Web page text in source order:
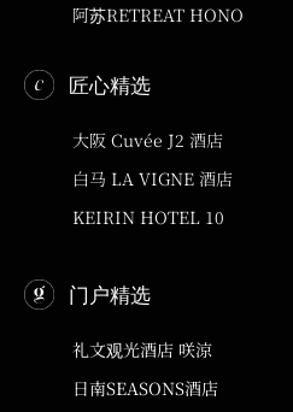
阿苏RETREAT HONO
匠心精选
大阪 Cuvée J2 酒店
白马 LA VIGNE 酒店
KEIRIN HOTEL 10
门户精选
礼文观光酒店 咲涼
日南SEASONS酒店